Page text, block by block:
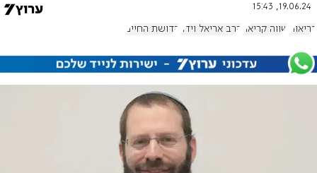
19.06.24, 15:43
בריאות שווה קריאה הרב אריאל וידר קדושת החיים